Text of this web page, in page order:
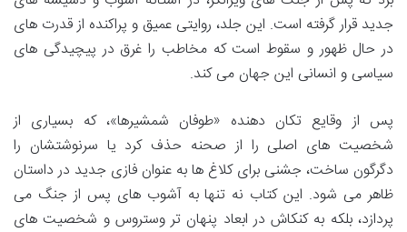
جدید قرار گرفته است. این جلد، روایتی عمیق و پراکنده از قدرت های
در حال ظهور و سقوط است که مخاطب را غرق در پیچیدگی های
سیاسی و انسانی این جهان می کند.
پس از وقایع تکان دهنده «طوفان شمشیرها»، که بسیاری از
شخصیت های اصلی را از صحنه حذف کرد یا سرنوشتشان را
دگرگون ساخت، جشنی برای کلاغ ها به عنوان فازی جدید در داستان
ظاهر می شود. این کتاب نه تنها به آشوب های پس از جنگ می
پردازد، بلکه به کنکاش در ابعاد پنهان تر وستروس و شخصیت های